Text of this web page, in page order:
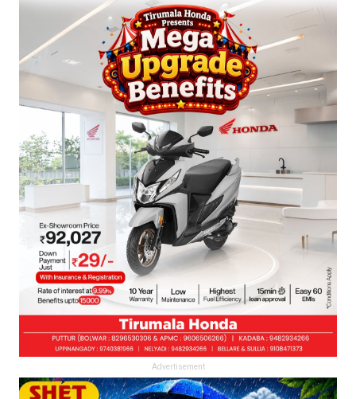
Advertisement